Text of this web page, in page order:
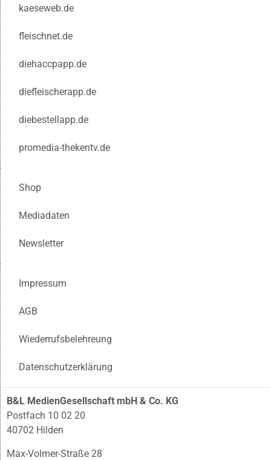
kaeseweb.de
fleischnet.de
diehaccpapp.de
diefleischerapp.de
diebestellapp.de
promedia-thekentv.de
Shop
Mediadaten
Newsletter
Impressum
AGB
Wiederrufsbelehreung
Datenschutzerklärung
B&L MedienGesellschaft mbH & Co. KG
Postfach 10 02 20
40702 Hilden
Max-Volmer-Straße 28